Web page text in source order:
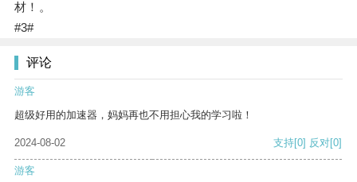
材！。
#3#
评论
游客
超级好用的加速器，妈妈再也不用担心我的学习啦！
2024-08-02 支持[0] 反对[0]
游客